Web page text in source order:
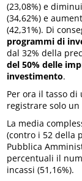
(23,08%) e
(34,62%) e
(42,31%). Di
programmi di
dal 32% della
del 50% delle
investimento.
Per ora il tasso
registrare solo un
La media
(contro i 52 della
Pubblica
percentuali il
incassi (51,16%).